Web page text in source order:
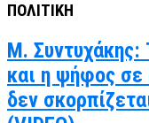
ΠΟΛΙΤΙΚΗ
Μ. Συντυχάκης:
και η ψήφος σε
δεν